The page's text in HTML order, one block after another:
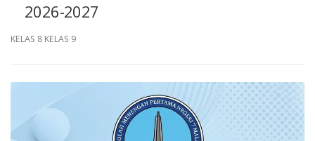
2026-2027
KELAS 8 KELAS 9